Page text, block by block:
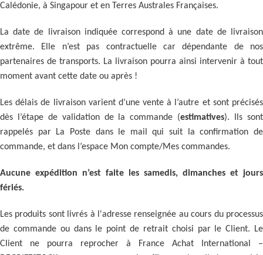
Calédonie, à Singapour et en Terres Australes Françaises.
La date de livraison indiquée correspond à une date de livraison
extrême. Elle n’est pas contractuelle car dépendante de nos
partenaires de transports. La livraison pourra ainsi intervenir à tout
moment avant cette date ou après !
Les délais de livraison varient d’une vente à l’autre et sont précisés
dès l’étape de validation de la commande (estimatives). Ils sont
rappelés par La Poste dans le mail qui suit la confirmation de
commande, et dans l’espace Mon compte/Mes commandes.
Aucune expédition n’est faite les samedis, dimanches et jours
fériés.
Les produits sont livrés à l'adresse renseignée au cours du processus
de commande ou dans le point de retrait choisi par le Client. Le
Client ne pourra reprocher à France Achat International –